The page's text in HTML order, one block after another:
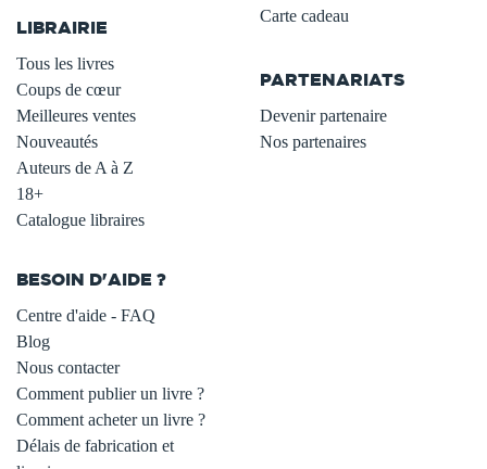
LIBRAIRIE
Tous les livres
Coups de cœur
Meilleures ventes
Nouveautés
Auteurs de A à Z
18+
Catalogue libraires
Carte cadeau
PARTENARIATS
Devenir partenaire
Nos partenaires
BESOIN D'AIDE ?
Centre d'aide - FAQ
Blog
Nous contacter
Comment publier un livre ?
Comment acheter un livre ?
Délais de fabrication et